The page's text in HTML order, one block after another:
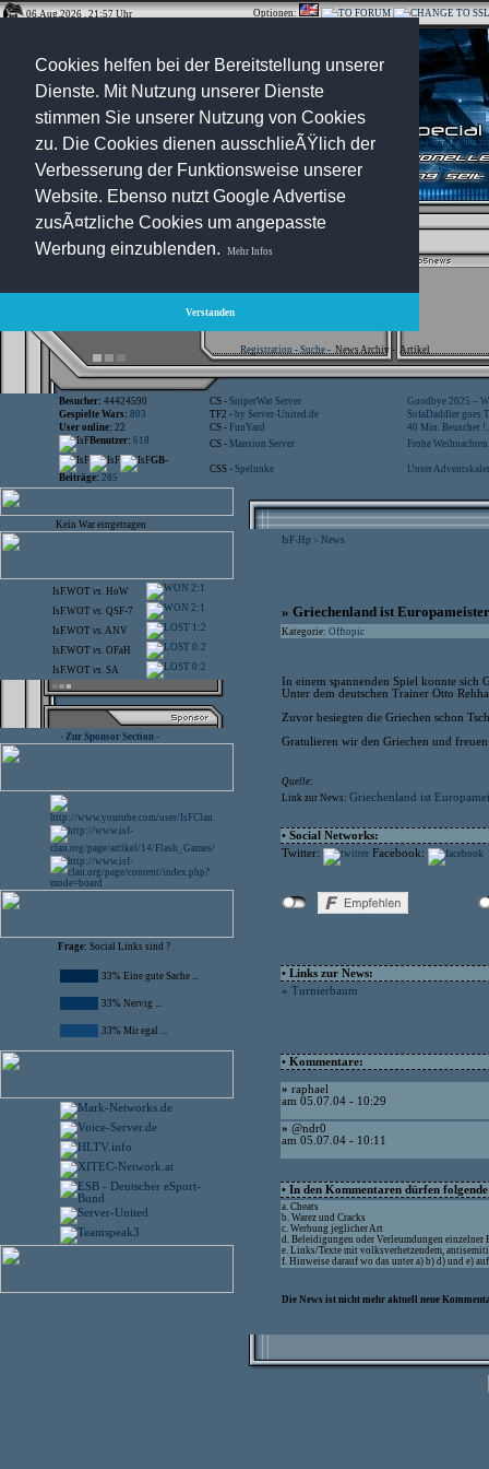
Cookies helfen bei der Bereitstellung unserer
Dienste. Mit Nutzung unserer Dienste
stimmen Sie unserer Nutzung von Cookies
zu. Die Cookies dienen ausschlieÃŸlich der
Verbesserung der Funktionsweise unserer
Website. Ebenso nutzt Google Advertise
zusÃ¤tzliche Cookies um angepasste
Werbung einzublenden.
Mehr Infos
Verstanden
06.Aug.2026 , 21:57 Uhr Optionen:
Registration - Suche - News Archiv - Artikel
Besucher: 44424590 CS - SniperWar Server
Goodbye 2025 –
Gespielte Wars: 803 TF2 - by Server-United.de
SofaDaddler goes
User online: 22 CS - FunYard
40 Mio. Beuscher
Benutzer: 618 CS - Mansion Server
Frohe
GB-
Beiträge: 285
CSS - Spelunke Unser
Kein War eingetragen
IsF.WOT vs. HoW 2:1
IsF.WOT vs. QSF-7 2:1
IsF.WOT vs.ANV 1:2
IsF.WOT vs. OFaH 0:2
IsF.WOT vs. SA 0:2
- Zur Sponsor Section -
Frage: Social Links sind ?
33% Eine gute Sache ...
33% Nervig ...
33% Mir egal ...
IsF-Hp > News
» Griechenland ist
Kategorie: Offtopic
In einem spannenden Spiel konnte sich
Unter dem deutschen Trainer Otto
Zuvor besiegten die Griechen schon
Gratulieren wir den Griechen und
Quelle:
Link zur News: Griechenland ist
• Social Networks:
Twitter:
Facebook:
• Links zur News:
» Turnierbaum
• Kommentare:
» raphael
am 05.07.04 - 10:29
» @ndr0
am 05.07.04 - 10:11
• In den Kommentaren dürfen
a. Cheats
b. Warez und Cracks
c. Werbung jeglicher Art
d. Beleidigungen oder Verleumdungen einzelner
e. Links/Texte mit volksverhetzendem,
f. Hinweise darauf wo das unter a) b) d) und e)
Die News ist nicht mehr aktuell neue